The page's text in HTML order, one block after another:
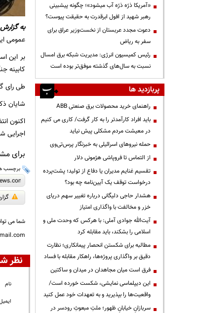
به
عمومی
بر این
کابینه
طی رای گیری در کابینه عمومی،
شایان ذکر است: جلسه رای
اکنون
اجرایی
برای
برچسب
شما می
نظر
نام
«آمریکا ذرّه ذرّه آب میشود»؛ چگونه پیشبینی
رهبر شهید از افول ابرقدرت به حقیقت پیوست؟
دعوت مجدد عربستان از نخست‌وزیر عراق برای
سفر به ریاض
رئیس کمیسیون انرژی: مدیریت شبکه برق امسال
نسبت به سال‌های گذشته موفق‌تر بوده است
پربازدید ها
راهنمای خرید محصولات برق صنعتی ABB
باید افراد کارآمدتر را به کار گرفت/ کاری می کنیم
در معیشت مردم مشکلی پیش نیاید
حمله نیروهای اسرائیلی به خبرنگار پرس‌تی‌وی
از التماس تا فروپاشی هژمونی دلار
تقسیم غنایم مدیران یا دفاع از تولید؛ پشت‌پرده
درخواست توقف یک آیین‌نامه چه بود؟
هشدار حاجی دلیگانی درباره تغییر سهم دریای
خزر و مخالفت با واگذاری امتیاز
آیت‌الله جوادی آملی: با هرکس که وحدت ملی و
اسلامی را بشکند، باید مقابله کرد
مطالبه برای شکستن انحصار پیمانکاری؛ نظارت
دقیق بر واگذاری پروژه‌ها، راهکار مقابله با فساد
فرق است میان مجاهدان در میدان و ساکتین
این دیپلماسی نمایشی، شکست خورده است/
واقعیت‌ها را بپذیرید و به تعهدات خود عمل کنید
سربازانِ خیابانِ ظهور؛ ملتِ مبعوثِ رودسر در